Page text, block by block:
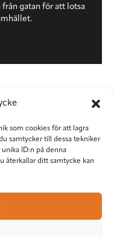
som cookies för att lagra
samtycker till dessa tekniker
ID:n på denna
återkallar ditt samtycke kan
gatan för att lotsa
37